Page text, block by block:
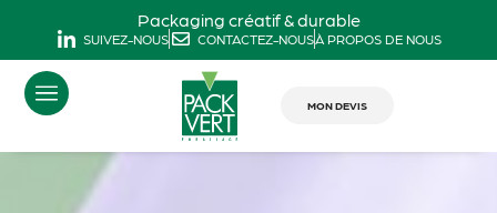
Packaging créatif & durable
SUIVEZ-NOUS CONTACTEZ-NOUSÀ PROPOS DE NOUS
MON DEVIS